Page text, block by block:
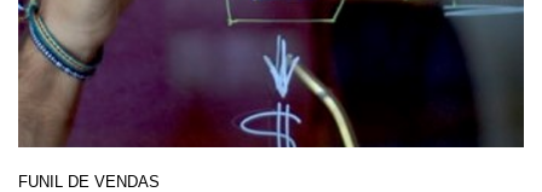
FUNIL DE VENDAS